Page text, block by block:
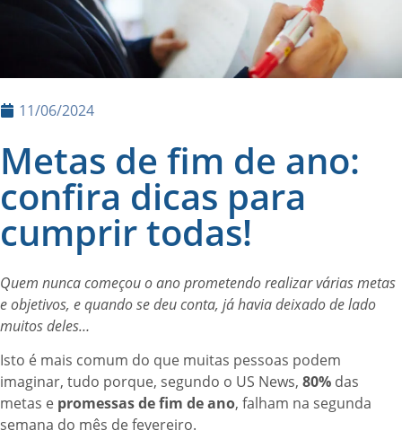
11/06/2024
Metas de fim de ano:
confira dicas para
cumprir todas!
Quem nunca começou o ano prometendo realizar várias metas
e objetivos, e quando se deu conta, já havia deixado de lado
muitos deles…
Isto é mais comum do que muitas pessoas podem
imaginar, tudo porque, segundo o US News, 80% das
metas e promessas de fim de ano, falham na segunda
semana do mês de fevereiro.